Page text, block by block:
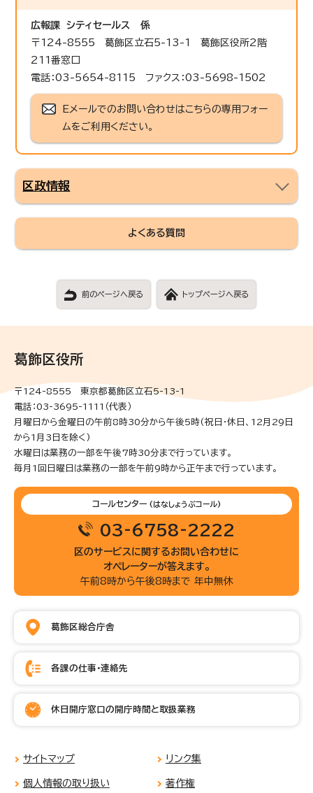
広報課 シティセールス
係
〒124-8555 葛飾区立石5-13-1 葛飾区役所2階
211番窓口
電話：03-5654-8115 ファクス：03-5698-1502
Eメールでのお問い合わせはこちらの専用フォー
ムをご利用ください。
区政情報
よくある質問
前のページへ戻る トップページへ戻る
葛飾区役所
〒124-8555 東京都葛飾区立石5-13-1
電話：03-3695-1111（代表）
月曜日から金曜日の午前8時30分から午後5時(祝日・休日、12月29日
から1月3日を除く)
水曜日は業務の一部を午後7時30分まで行っています。
毎月1回日曜日は業務の一部を午前9時から正午まで行っています。
コールセンター (はなしょうぶコール)
03-6758-2222
区のサービスに関するお問い合わせに
オペレーターが答えます。
午前8時から午後8時まで 年中無休
葛飾区総合庁舎
各課の仕事・連絡先
休日開庁窓口の開庁時間と取扱業務
サイトマップ リンク集
個人情報の取り扱い 著作権